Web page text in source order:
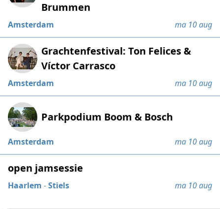
Brummen
Amsterdam ma 10 aug
Grachtenfestival: Ton Felices &
Víctor Carrasco
Amsterdam ma 10 aug
Parkpodium Boom & Bosch
Amsterdam ma 10 aug
open jamsessie
Haarlem -Stiels ma 10 aug